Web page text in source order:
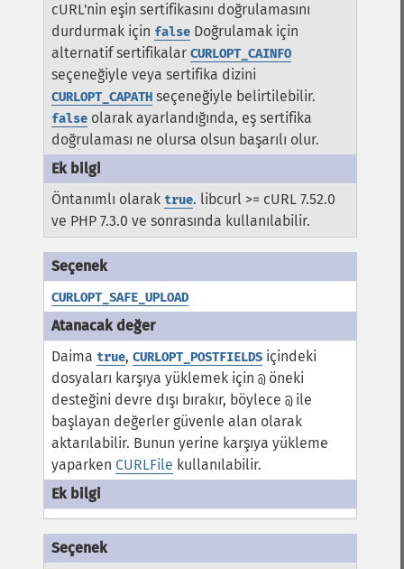
cURL'nin eşin sertifikasını doğrulamasını
durdurmak için false Doğrulamak için
alternatif sertifikalar CURLOPT_CAINFO
seçeneğiyle veya sertifika dizini
CURLOPT_CAPATH seçeneğiyle belirtilebilir.
false olarak ayarlandığında, eş sertifika
doğrulaması ne olursa olsun başarılı olur.
Öntanımlı olarak true. libcurl >= cURL 7.52.0
ve PHP 7.3.0 ve sonrasında kullanılabilir.
CURLOPT_SAFE_UPLOAD
Daima true, CURLOPT_POSTFIELDS içindeki
dosyaları karşıya yüklemek için @öneki
desteğini devre dışı bırakır, böylece @ile
başlayan değerler güvenle alan olarak
aktarılabilir. Bunun yerine karşıya yükleme
yaparken CURLFile kullanılabilir.